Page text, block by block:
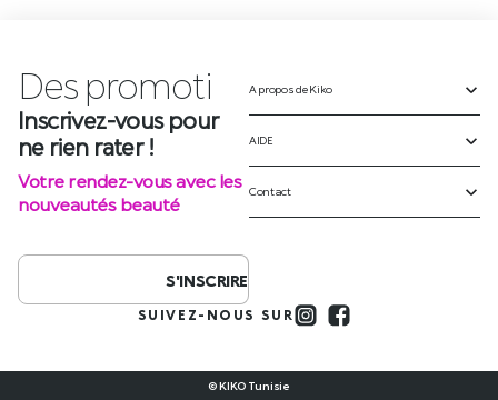
Des promoti
Inscrivez-vous pour
ne rien rater !
Votre rendez-vous avec les
nouveautés beauté
S'INSCRIRE
A propos de Kiko
AIDE
Contact
SUIVEZ-NOUS SUR
© KIKO Tunisie